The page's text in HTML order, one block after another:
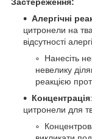
Алергічні
цитронели на
відсутності
Нанесіть
невелику
реакцією
Концентрація
цитронели для